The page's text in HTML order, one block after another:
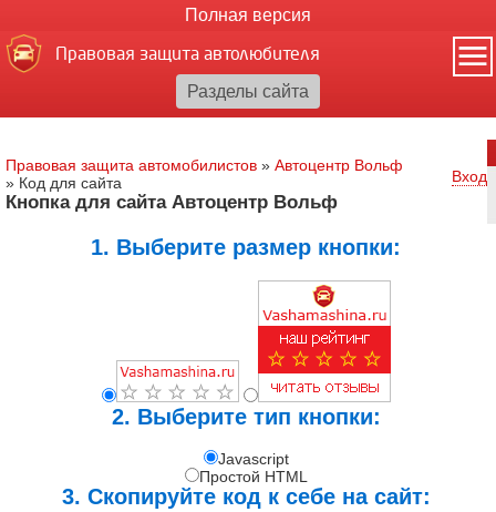
Полная версия
Правовая защита автолюбителя
Правовая защита автомобилистов » Автоцентр Вольф
» Код для сайта Вход
Кнопка для сайта Автоцентр Вольф
1. Выберите размер кнопки:
2. Выберите тип кнопки:
Javascript
Простой HTML
3. Скопируйте код к себе на сайт: